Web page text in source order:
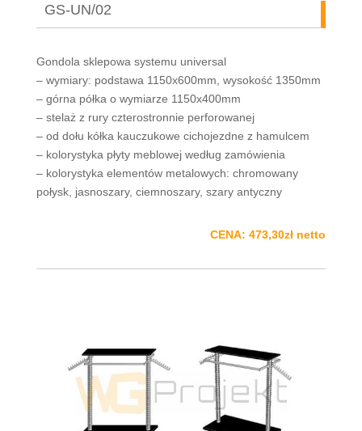
GS-UN/02
Gondola sklepowa systemu universal
– wymiary: podstawa 1150x600mm, wysokość 1350mm
– górna półka o wymiarze 1150x400mm
– stelaż z rury czterostronnie perforowanej
– od dołu kółka kauczukowe cichojezdne z hamulcem
– kolorystyka płyty meblowej według zamówienia
– kolorystyka elementów metalowych: chromowany
połysk, jasnoszary, ciemnoszary, szary antyczny
CENA: 473,30zł netto